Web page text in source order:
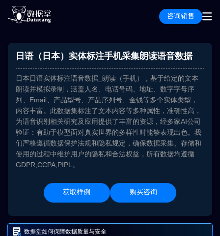
咨询销售
日语（日本）实体标注手机采集朗读语音数据
日本日语实体标注语音数据_朗读（手机），基于给定的文本
朗读并模拟录制，涵盖人名、电话号码、地址、数字字母序
列、Email、产品型号、产品序列号、金钱等多个实体类型，
内容丰富。此数据集标注了文本内容等多种属性，准确性高，
为语音识别相关研究及应用提供了丰富的资源，经多家AI公司
验证：有助于模型面对真实世界的多样性时能够表现出色。我
们严格遵循数据保护法规和隐私规定，确保数据采集、存储和
使用的过程中维护用户的隐私和合法权益，所有数据均遵循
GDPR,CCPA,PIPL。
获取样例 购买咨询
数据堂如何保障数据质量与安全